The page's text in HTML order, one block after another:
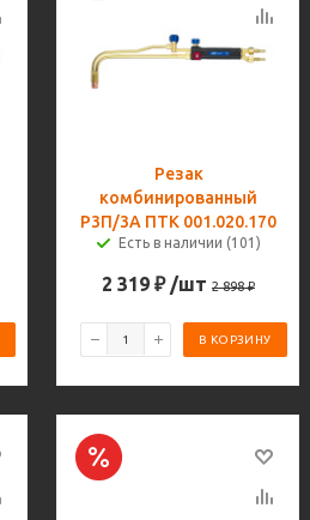
Резак
комбинированный
Р3П/3А ПТК 001.020.170
Есть в наличии (101)
2 319 ₽ /шт 2 898₽
В КОРЗИНУ